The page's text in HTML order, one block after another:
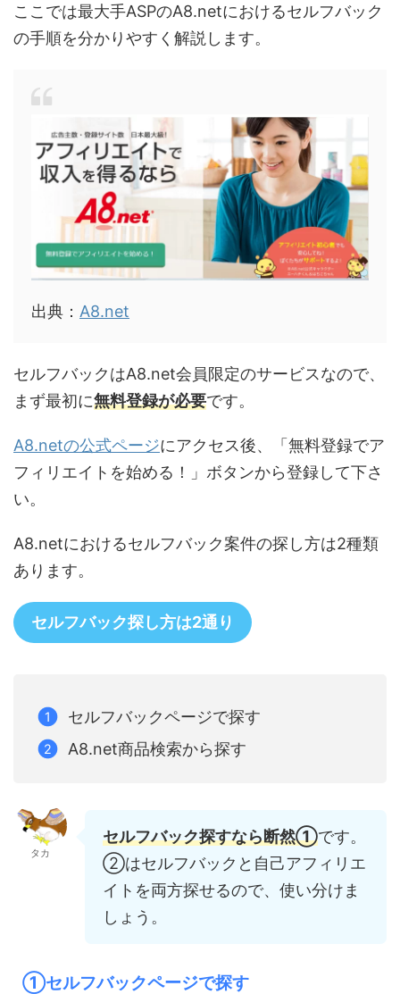
ここでは最大手ASPのA8.netにおけるセルフバック
の手順を分かりやすく解説します。
出典： A8.net
セルフバックはA8.net会員限定のサービスなので、
まず最初に無料登録が必要です。
A8.netの公式ページにアクセス後、「無料登録でア
フィリエイトを始める！」ボタンから登録して下さ
い。
A8.netにおけるセルフバック案件の探し方は2種類
あります。
セルフバック探し方は2通り
セルフバックページで探す
A8.net商品検索から探す
タカ
セルフバック探すなら断然①です。
②はセルフバックと自己アフィリエ
イトを両方探せるので、使い分けま
しょう。
①セルフバックページで探す